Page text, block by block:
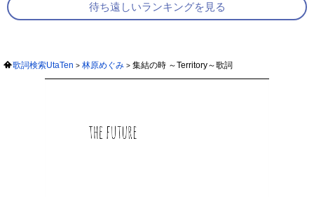
待ち遠しいランキングを見る
歌詞検索UtaTen 林原めぐみ 集結の時 ～Territory～歌詞